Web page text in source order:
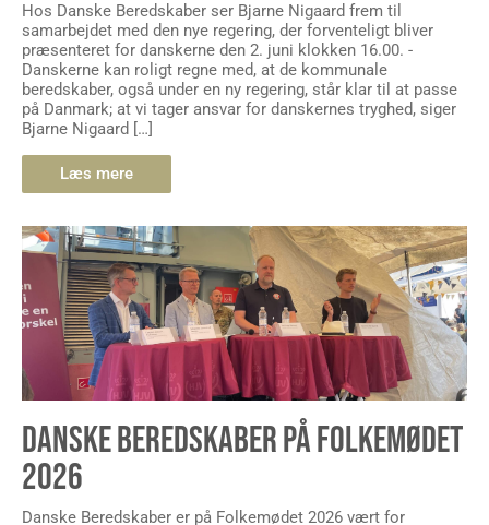
Hos Danske Beredskaber ser Bjarne Nigaard frem til
samarbejdet med den nye regering, der forventeligt bliver
præsenteret for danskerne den 2. juni klokken 16.00. -
Danskerne kan roligt regne med, at de kommunale
beredskaber, også under en ny regering, står klar til at passe
på Danmark; at vi tager ansvar for danskernes tryghed, siger
Bjarne Nigaard […]
Læs mere
DANSKE BEREDSKABER PÅ FOLKEMØDET
2026
Danske Beredskaber er på Folkemødet 2026 vært for